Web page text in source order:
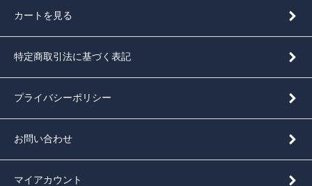
カートを見る
特定商取引法に基づく表記
プライバシーポリシー
お問い合わせ
マイアカウント